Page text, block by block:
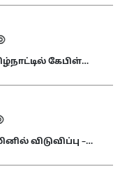
கேபிள்…
விடுவிப்பு –…